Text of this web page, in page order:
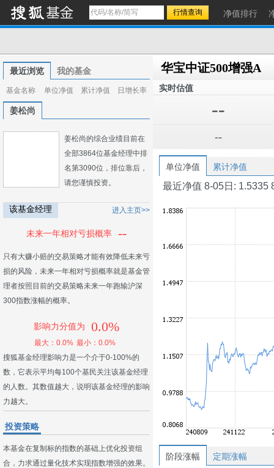
净值排行
最近浏览 我的基金
基金名称 单位净值 累计净值 日增长率
姜松尚
姜松尚的综合业绩目前在
全部3864位基金经理中排
名第3090位，排位靠后，
请您谨慎投资。
该基金经理 进入主页>>
未来一年相对亏损概率 --
只有大赚小赔的交易策略才能有效降低未来亏
损的风险，未来一年相对亏损概率就是基金管
理者按照目前的交易策略未来一年跑输沪深
300指数涨幅的概率。
影响力分值为 0.0%
最大：0.0% 最小：0.0%
搜狐基金经理影响力是一个介于0-100%的
数，它表示平均每100个基民关注该基金经理
的人数。其数值越大，说明该基金经理的影响
力越大。
投资策略
本基金在复制标的指数的基础上优化投资组
合，力求通过量化技术实现指数增强的效果。
华宝中证500增强A
实时估值
--
--
单位净值 累计净值
最近净值 8-05日: 1.5335
阶段涨幅 定期涨幅